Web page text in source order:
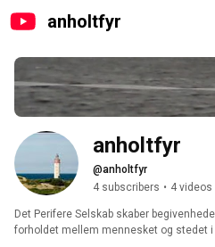
anholtfyr
anholtfyr
@anholtfyr
4 subscribers • 4 videos
Det Perifere Selskab skaber
forholdet mellem mennesket og stedet